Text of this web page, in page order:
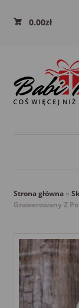
0.00zł
Strona główna»
Grawerowany Z